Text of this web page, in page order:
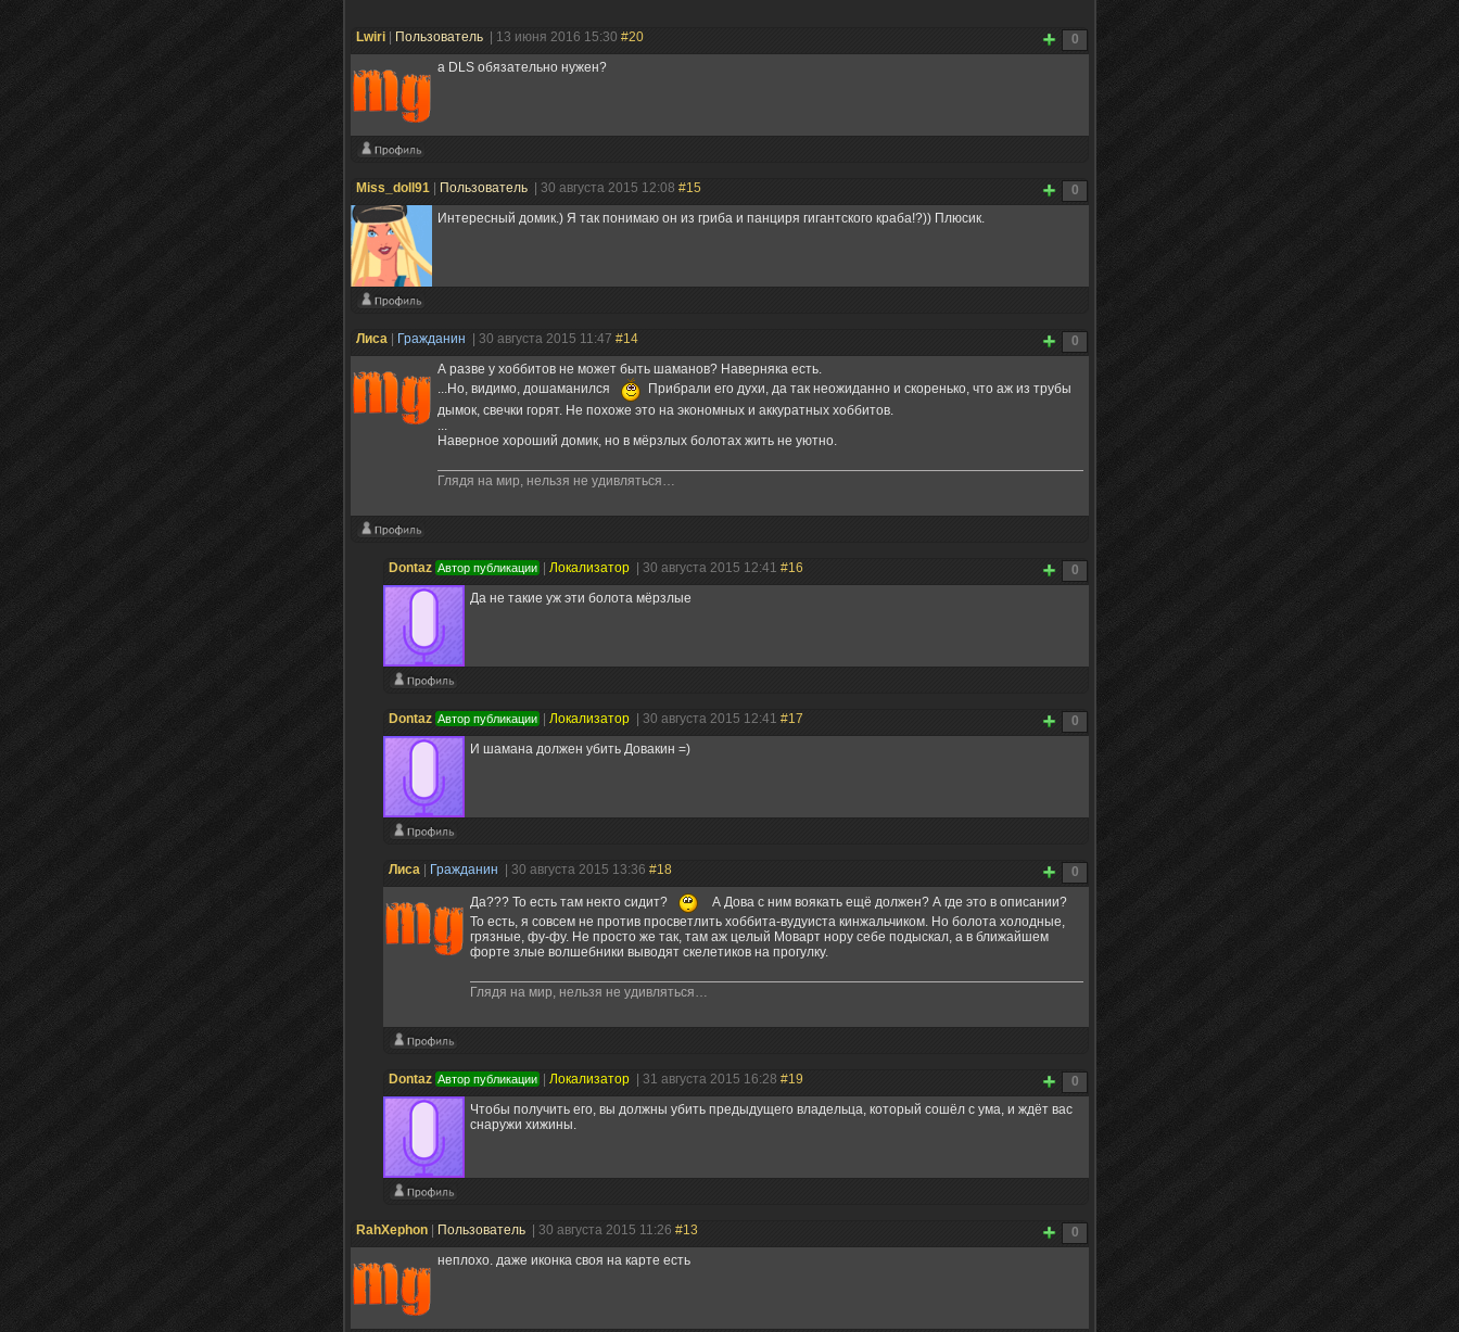
0
Lwiri Пользователь | 13 июня 2016 15:30 #20
а DLS обязательно нужен?
0
Miss_doll91 Пользователь | 30 августа 2015 12:08 #15
Интересный домик.) Я так понимаю он из гриба и панциря гигантского краба!?)) Плюсик.
0
Лисa Гражданин | 30 августа 2015 11:47 #14
А разве у хоббитов не может быть шаманов? Наверняка есть.
...Но, видимо, дошаманился
Прибрали его духи, да так неожиданно и скоренько, что аж из трубы
дымок, свечки горят. Не похоже это на экономных и аккуратных хоббитов.
...
Наверное хороший домик, но в мёрзлых болотах жить не уютно.
Глядя на мир, нельзя не удивляться…
0
Dontaz Автор публикации Локализатор | 30 августа 2015 12:41 #16
Да не такие уж эти болота мёрзлые
0
Dontaz Автор публикации Локализатор | 30 августа 2015 12:41 #17
И шамана должен убить Довакин =)
0
Лисa Гражданин | 30 августа 2015 13:36 #18
Да??? То есть там некто сидит?
А Дова с ним воякать ещё должен? А где это в описании?
То есть, я совсем не против просветлить хоббита-вудуиста кинжальчиком. Но болота холодные,
грязные, фу-фу. Не просто же так, там аж целый Моварт нору себе подыскал, а в ближайшем
форте злые волшебники выводят скелетиков на прогулку.
Глядя на мир, нельзя не удивляться…
0
Dontaz Автор публикации Локализатор | 31 августа 2015 16:28 #19
Чтобы получить его, вы должны убить предыдущего владельца, который сошёл с ума, и ждёт вас
снаружи хижины.
0
RahXephon Пользователь | 30 августа 2015 11:26 #13
неплохо. даже иконка своя на карте есть